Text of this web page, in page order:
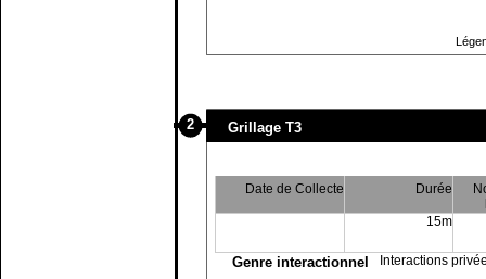
Date de Collecte Durée
15m
Genre interactionnel Interactions
Grillage T3
2